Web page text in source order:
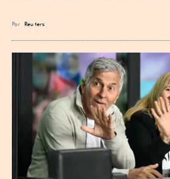
Por Reu ters